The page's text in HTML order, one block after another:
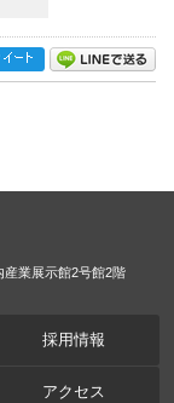
業展示館2号館2階
採用情報
アクセス